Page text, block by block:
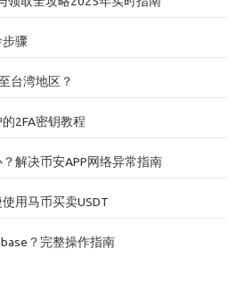
步骤
台湾地区？
2FA密钥教程
解决币安APP网络异常指南
用马币买卖USDT
？完整操作指南